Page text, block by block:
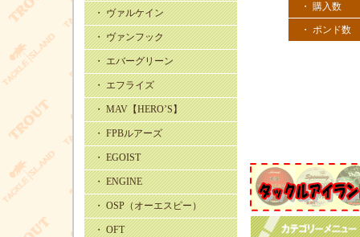
・ ヴァルケイン
・ ヴァンフック
・ エバーグリーン
・ エフライズ
・ MAV【HERO’S】
・ FPBルアーズ
・ EGOIST
・ ENGINE
・ OSP（オーエスピー）
・ OFT
・ 購入数
・ ポンド数